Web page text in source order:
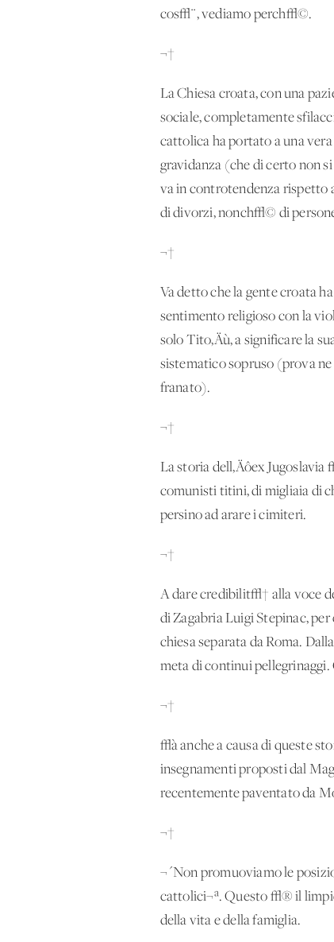
cos√¨, vediamo perch√©.
¬†
La Chiesa croata, con una
sociale, completamente
cattolica ha portato a una
gravidanza (che di certo non
va in controtendenza rispetto
di divorzi, nonch√© di
¬†
Va detto che la gente croata
sentimento religioso con la
solo Tito‚Äù, a significare la
sistematico sopruso (prova
franato).
¬†
La storia dell‚Äôex
comunisti titini, di migliaia di
persino ad arare i cimiteri.
¬†
A dare credibilit√† alla voce
di Zagabria Luigi Stepinac,
chiesa separata da Roma.
meta di continui
¬†
√à anche a causa di queste
insegnamenti proposti dal
recentemente paventato da
¬†
¬´Non promuoviamo le
cattolici¬ª. Questo √® il
della vita e della famiglia.